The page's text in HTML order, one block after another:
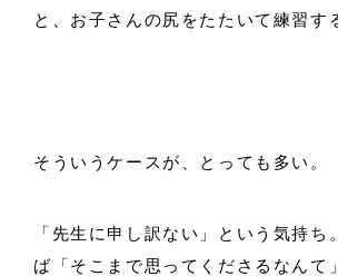
と、お子さんの尻をたたいて練習す
そういうケースが、とっても多い。
「先生に申し訳ない」という気持ち
ば「そこまで思ってくださるなんて